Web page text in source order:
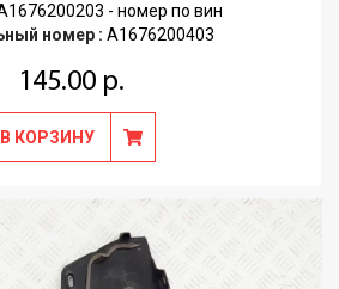
- номер по вин
номер : A1676200403
145.00 р.
В КОРЗИНУ